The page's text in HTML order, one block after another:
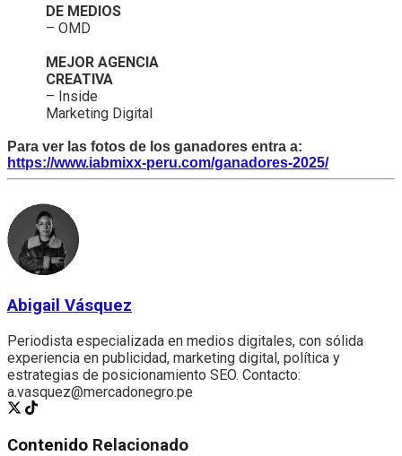
DE MEDIOS
– OMD
MEJOR AGENCIA
CREATIVA
– Inside
Marketing Digital
Para ver las fotos de los ganadores entra a:
https://www.iabmixx-peru.com/ganadores-2025/
Abigail Vásquez
Periodista especializada en medios digitales, con sólida
experiencia en publicidad, marketing digital, política y
estrategias de posicionamiento SEO. Contacto:
a.vasquez@mercadonegro.pe
Contenido Relacionado